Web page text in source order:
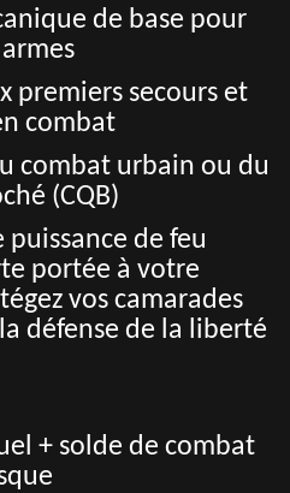
de base pour
premiers secours et
combat
combat urbain ou du
(CQB)
de feu
portée à votre
vos camarades
défense de la liberté
+ solde de combat